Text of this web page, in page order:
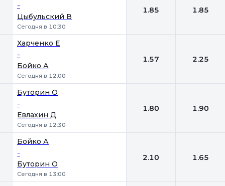
-
Цыбульский В
Сегодня в 10:30
1.85 1.85
Харченко Е
-
Бойко А
Сегодня в 12:00
1.57 2.25
Буторин О
-
Евлахин Д
Сегодня в 12:30
1.80 1.90
Бойко А
-
Буторин О
Сегодня в 13:00
2.10 1.65